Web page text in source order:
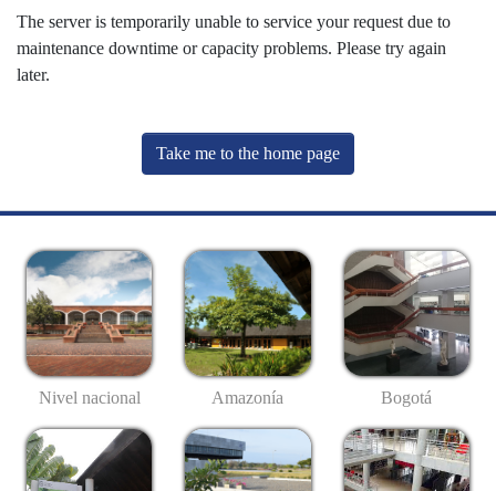
The server is temporarily unable to service your request due to
maintenance downtime or capacity problems. Please try again
later.
Take me to the home page
Nivel nacional Amazonía Bogotá